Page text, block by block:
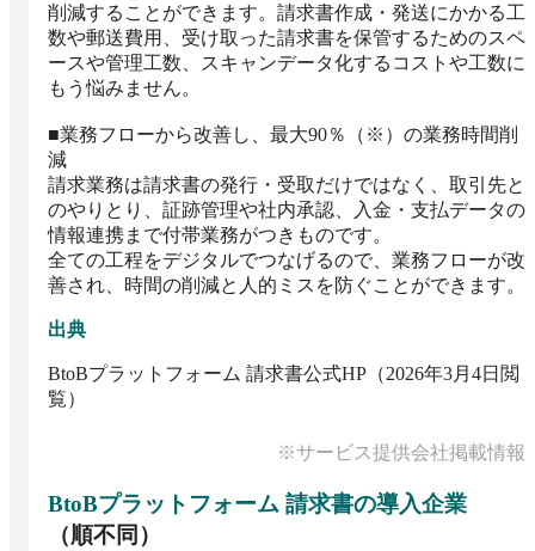
削減することができます。請求書作成・発送にかかる工
数や郵送費用、受け取った請求書を保管するためのスペ
ースや管理工数、スキャンデータ化するコストや工数に
もう悩みません。
■業務フローから改善し、最大90％（※）の業務時間削
減
請求業務は請求書の発行・受取だけではなく、取引先と
のやりとり、証跡管理や社内承認、入金・支払データの
情報連携まで付帯業務がつきものです。
全ての工程をデジタルでつなげるので、業務フローが改
善され、時間の削減と人的ミスを防ぐことができます。
出典
BtoBプラットフォーム 請求書公式HP（2026年3月4日閲
覧）
※サービス提供会社掲載情報
BtoBプラットフォーム 請求書の導入企業
（順不同）